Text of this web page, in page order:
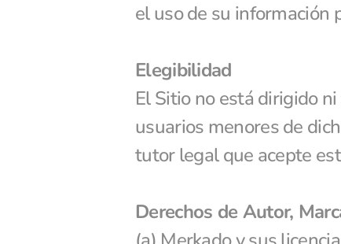
el uso de su información
Elegibilidad
El Sitio no está dirigido
usuarios menores de
tutor legal que acepte
Derechos de Autor,